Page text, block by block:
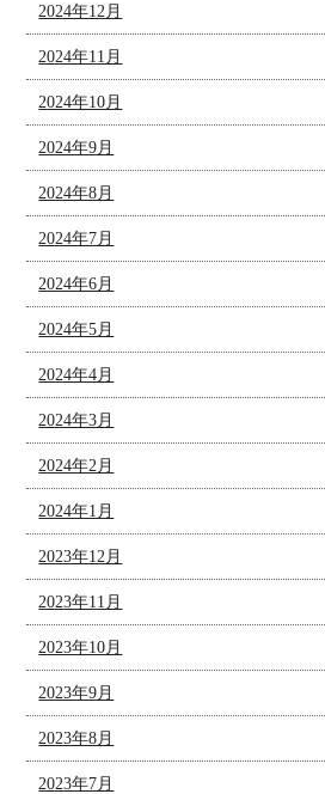
2024年12月
2024年11月
2024年10月
2024年9月
2024年8月
2024年7月
2024年6月
2024年5月
2024年4月
2024年3月
2024年2月
2024年1月
2023年12月
2023年11月
2023年10月
2023年9月
2023年8月
2023年7月